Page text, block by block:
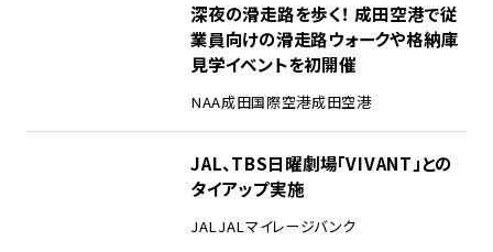
深夜の滑走路を歩く！ 成田空港で従
業員向けの滑走路ウォークや格納庫
見学イベントを初開催
NAA成田国際空港成田空港
JAL、TBS日曜劇場「VIVANT」との
タイアップ実施
JALJALマイレージバンク